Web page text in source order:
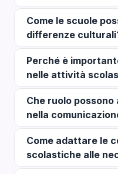
Come le scuole
differenze
Perché è
nelle attività
Che ruolo
nella
Come adattare le
scolastiche alle